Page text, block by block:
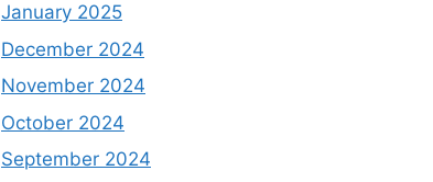
January 2025
December 2024
November 2024
October 2024
September 2024